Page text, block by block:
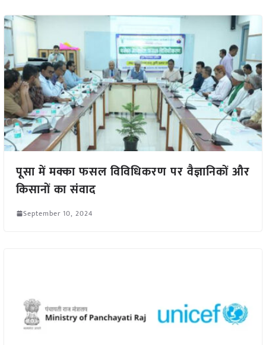
पूसा में मक्का फसल विविधिकरण पर वैज्ञानिकों और
किसानों का संवाद
September 10, 2024